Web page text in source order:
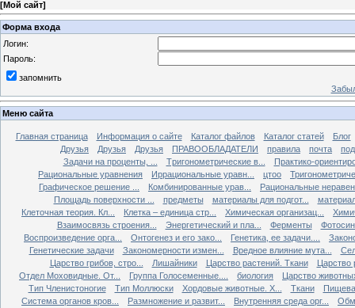
[Мой сайт]
Форма входа
Логин:
Пароль:
запомнить
Меню сайта
Главная страница Информация о сайте Каталог файлов Каталог статей
Блог
Друзья
Друзья Друзья ПРАВООБЛАДАТЕЛИ правила почта
Задачи на проценты, ...
Tригонометрические в...
Практико-
Рациональные уравнения
Иррациональные уравн... цтоо
Графическое решение ...
Комбинированные урав...
Рациональные
Площадь поверхности ...
предметы материалы для подгот...
Клеточная теория. Кл...
Клетка – единица стр... Химическая организац...
Взаимосвязь строения...
Энергетический и пла... Ферменты
Воспроизведение орга...
Онтогенез и его зако... Генетика, ее задачи....
Генетические задачи
Закономерности измен... Вредное влияние мута...
Царство грибов, стро...
Лишайники Царство растений. Ткани
Царство
Отдел Моховидные. От...
Группа Голосеменные.... биология
Царство
Тип Членистоногие
Тип Моллюски Хордовые животные. Х... Ткани
Система органов кров...
Размножение и развит... Внутренняя среда орг...